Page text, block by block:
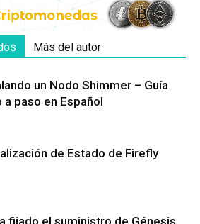
Más del autor
un Nodo Shimmer – Guía
a paso en Español
de Estado de Firefly
fijado el suministro de Génesis